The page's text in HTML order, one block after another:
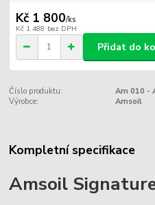
Kč 1 800/ks
Kč 1 488 bez DPH
Přidat do
Číslo produktu:
Am 010 -
Výrobce:
Amsoil
Kompletní specifikace
Amsoil